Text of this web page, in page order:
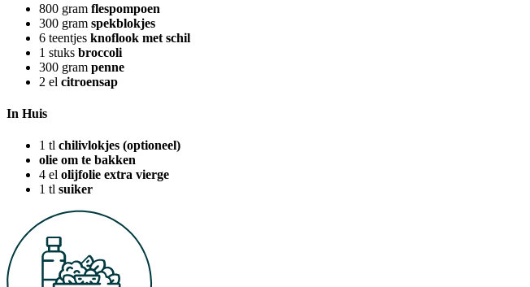
800 gram flespompoen
300 gram spekblokjes
6 teentjes knoflook met schil
1 stuks broccoli
300 gram penne
2 el citroensap
In Huis
1 tl chilivlokjes (optioneel)
olie om te bakken
4 el olijfolie extra vierge
1 tl suiker